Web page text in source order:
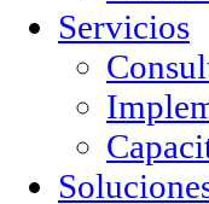
Servicios